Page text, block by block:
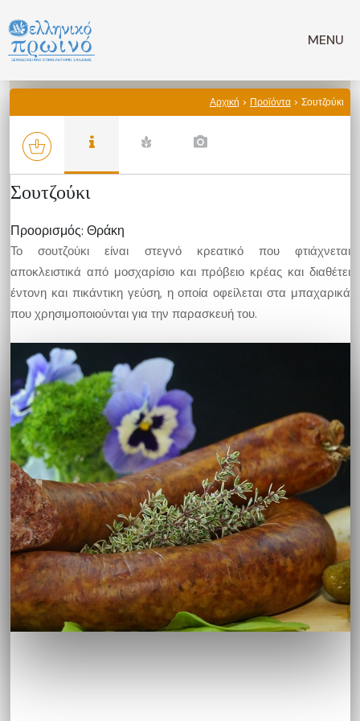
σε
περιεχόμενο
MENU
Αρχική > Προϊόντα > Σουτζούκι
Σουτζούκι
Προορισμός: Θράκη
Το σουτζούκι είναι στεγνό κρεατικό που φτιάχνεται
αποκλειστικά από μοσχαρίσιο και πρόβειο κρέας και διαθέτει
έντονη και πικάντικη γεύση, η οποία οφείλεται στα μπαχαρικά
που χρησιμοποιούνται για την παρασκευή του.